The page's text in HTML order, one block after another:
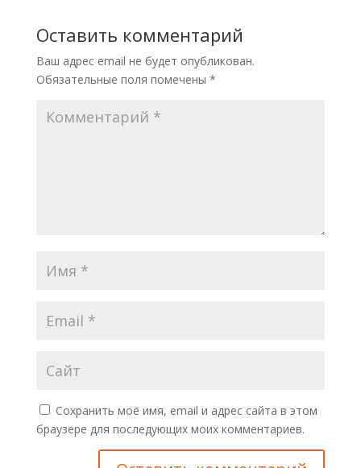
Оставить комментарий
Ваш адрес email не будет опубликован.
Обязательные поля помечены *
Сохранить моё имя, email и адрес сайта в этом
браузере для последующих моих комментариев.